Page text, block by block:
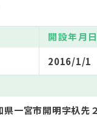
開設年月日
2016/1/1
一宮市開明字杁先